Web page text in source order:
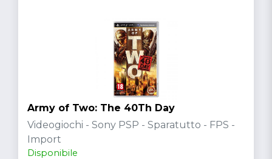
Army of Two: The 40Th Day
Videogiochi - Sony PSP - Sparatutto - FPS -
Import
Disponibile